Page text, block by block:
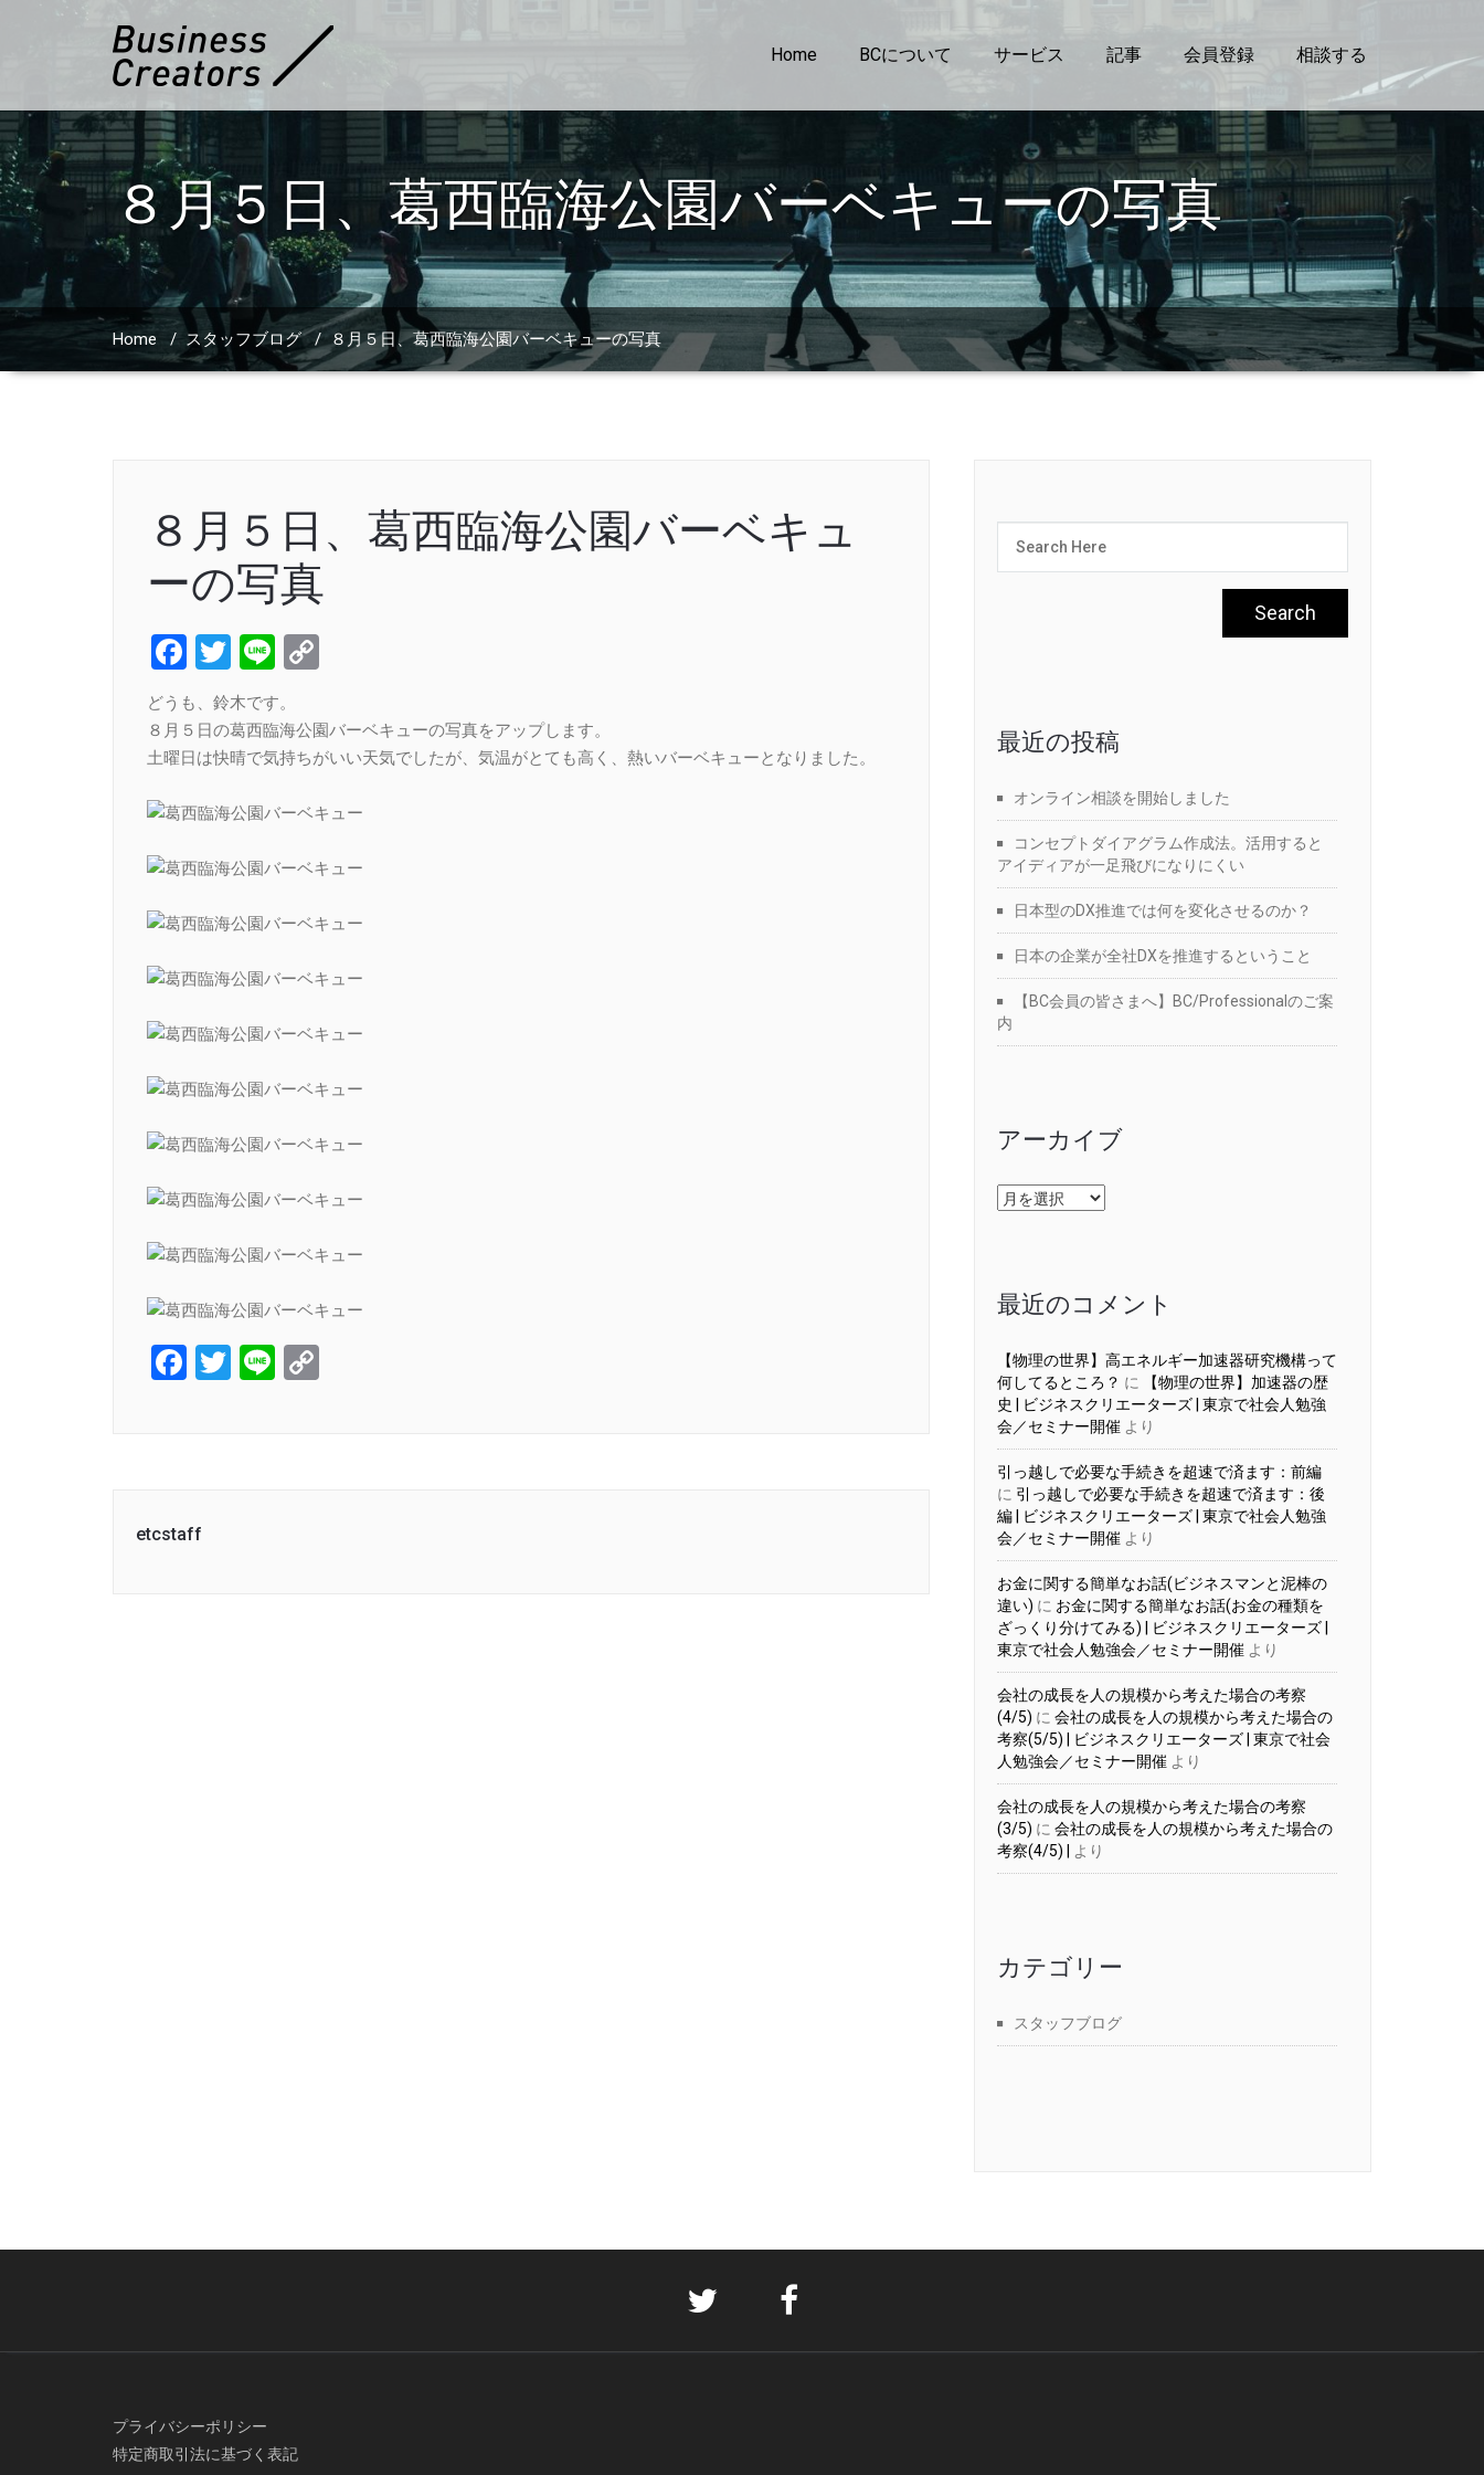
Home BCについて サービス 記事 会員登録 相談する
８月５日、葛西臨海公園バーベキューの写真
Home / スタッフブログ/ ８月５日、葛西臨海公園バーベキューの写真
８月５日、葛西臨海公園バーベキュ
ーの写真
Facebook
Twitter
Line
どうも、鈴木です。
８月５日の葛西臨海公園バーベキューの写真をアップします。
土曜日は快晴で気持ちがいい天気でしたが、気温がとても高く、熱いバーベキューとなりました。
Facebook
Twitter
Line
etcstaff
最近の投稿
オンライン相談を開始しました
コンセプトダイアグラム作成法。活用すると
アイディアが一足飛びになりにくい
日本型のDX推進では何を変化させるのか？
日本の企業が全社DXを推進するということ
【BC会員の皆さまへ】BC/Professionalのご案
内
アーカイブ
ア
ー
最近のコメント
【物理の世界】高エネルギー加速器研究機構って
何してるところ？ に
【物理の世界】加速器の歴
史 | ビジネスクリエーターズ | 東京で社会人勉強
会／セミナー開催 より
引っ越しで必要な手続きを超速で済ます：前編
に 引っ越しで必要な手続きを超速で済ます：後
編 | ビジネスクリエーターズ | 東京で社会人勉強
会／セミナー開催 より
お金に関する簡単なお話(ビジネスマンと泥棒の
違い) に お金に関する簡単なお話(お金の種類を
ざっくり分けてみる) | ビジネスクリエーターズ |
東京で社会人勉強会／セミナー開催 より
会社の成長を人の規模から考えた場合の考察
(4/5) に 会社の成長を人の規模から考えた場合の
考察(5/5) | ビジネスクリエーターズ | 東京で社会
人勉強会／セミナー開催 より
会社の成長を人の規模から考えた場合の考察
(3/5) に 会社の成長を人の規模から考えた場合の
考察(4/5) |
より
カテゴリー
スタッフブログ
プライバシーポリシー
特定商取引法に基づく表記